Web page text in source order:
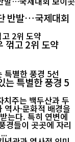
반발…국제대회
꺾고 2위 도약
는 특별한 풍경 5
주는 백두산과 두
사·문화적 배경을
는다. 특히 연변에
경들이 곳곳에 자리
해 있어 국내외 관광객들의 발길을 끌고 있다. ...